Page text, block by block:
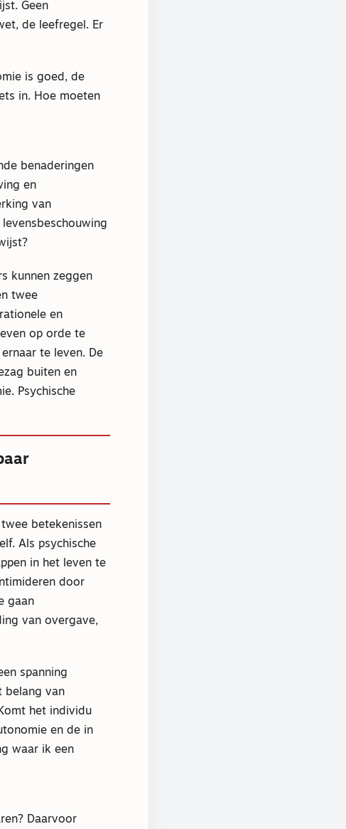
Geen
de leefregel. Er
is goed, de
in. Hoe moeten
benaderingen
en
van
kunnen zeggen
twee
en
op orde te
te leven. De
buiten en
Psychische
betekenissen
Als psychische
in het leven te
door
gaan
van overgave,
spanning
belang van
het individu
en de in
waar ik een
Daarvoor